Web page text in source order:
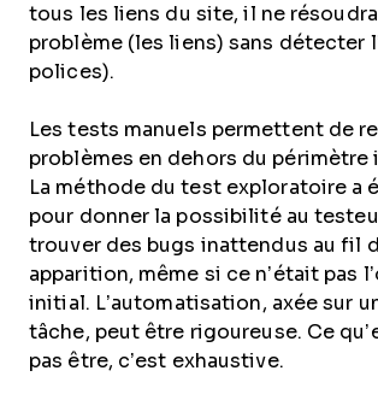
tous les liens du site, il ne résoudra
problème (les liens) sans détecter
polices).
Les tests manuels permettent de
problèmes en dehors du
La méthode du test exploratoire a
pour donner la possibilité au
trouver des bugs inattendus au fil
apparition, même si ce n’était pas
initial. L’automatisation, axée sur
tâche, peut être rigoureuse. Ce
pas être, c’est exhaustive.